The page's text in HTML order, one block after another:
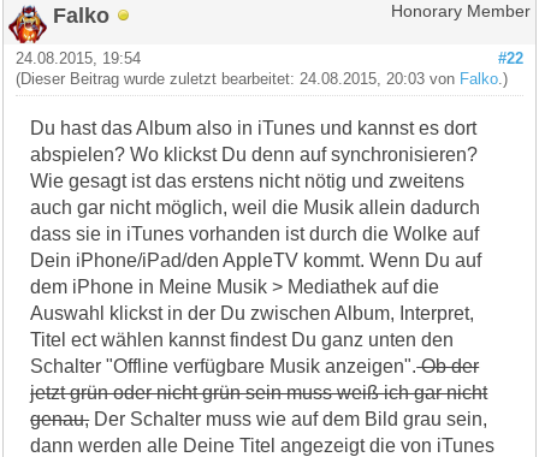
Falko Honorary Member
#22
24.08.2015, 19:54
(Dieser Beitrag wurde zuletzt bearbeitet: 24.08.2015, 20:03 von Falko .)
Du hast das Album also in iTunes und kannst es dort
abspielen? Wo klickst Du denn auf synchronisieren?
Wie gesagt ist das erstens nicht nötig und zweitens
auch gar nicht möglich, weil die Musik allein dadurch
dass sie in iTunes vorhanden ist durch die Wolke auf
Dein iPhone/iPad/den AppleTV kommt. Wenn Du auf
dem iPhone in Meine Musik > Mediathek auf die
Auswahl klickst in der Du zwischen Album, Interpret,
Titel ect wählen kannst findest Du ganz unten den
Schalter "Offline verfügbare Musik anzeigen".Ob der
jetzt grün oder nicht grün sein muss weiß ich gar nicht
genau,Der Schalter muss wie auf dem Bild grau sein,
dann werden alle Deine Titel angezeigt die von iTunes